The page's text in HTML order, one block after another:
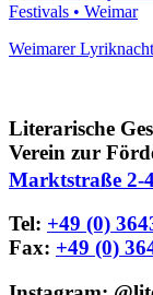
Festivals • Weimar
Weimarer Lyriknacht
Literarische
Verein zur
Marktstraße 2-
Tel: +49 (0)
Fax: +49 (0)